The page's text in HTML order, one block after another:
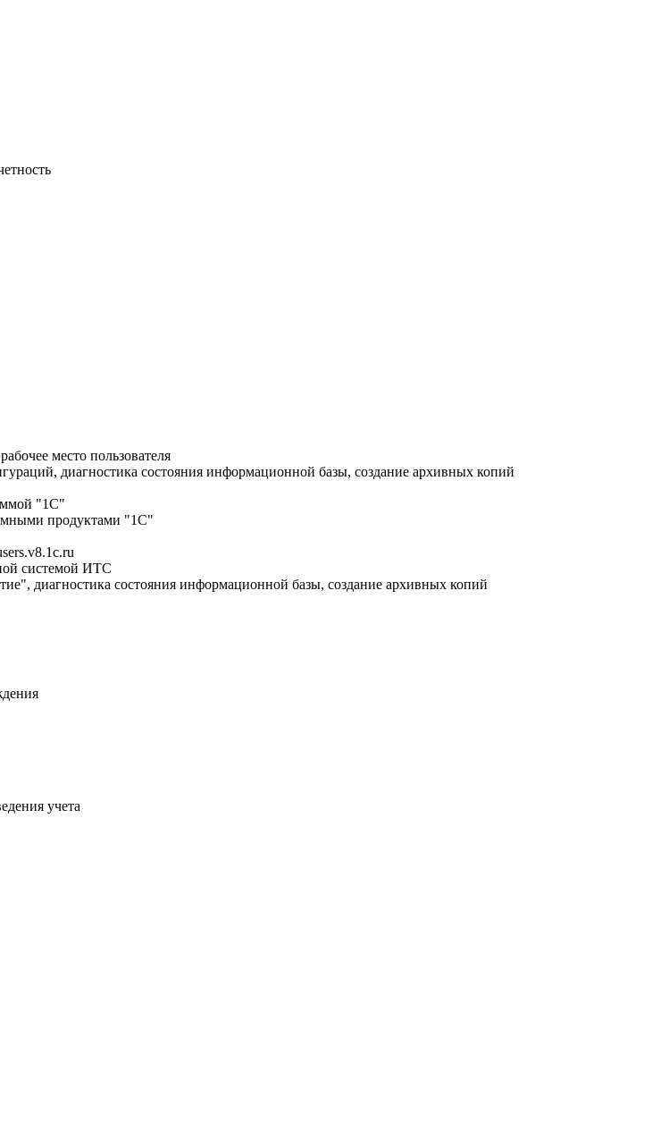
место пользователя
диагностика состояния информационной базы, создание архивных копий
"1С"
продуктами "1С"
системой ИТС
диагностика состояния информационной базы, создание архивных копий
учета